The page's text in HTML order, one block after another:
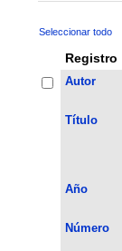
Seleccionar todo
Registro
Autor
Título
Año
Número